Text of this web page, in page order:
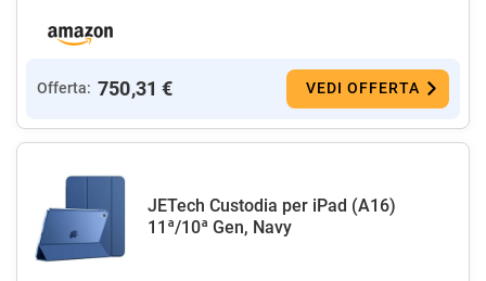
Offerta: 750,31 € VEDI OFFERTA
JETech Custodia per iPad (A16)
11ª/10ª Gen, Navy